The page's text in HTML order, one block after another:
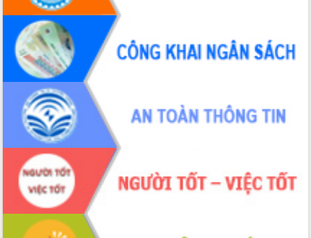
Đắk Lắk thời kỳ 2021-2030, tầm nhìn
đến năm 2050
Phát động chiến dịch 30 ngày đêm
giải phóng mặt bằng Tuyến đường bộ
ven biển
Đắk Lắk nỗ lực thúc đẩy tăng trưởng
kinh tế từ 10% trở lên trong Quý
II/2026
Đắk Lắk ký kết thỏa thuận hợp tác về
chuyển đổi số giai đoạn 2026 – 2030
với Tập đoàn Bưu chính Viễn thông
Việt Nam
Thứ trưởng Bộ Y tế làm việc với tỉnh
Đắk Lắk về phát triển nhân lực y tế
cho trạm y tế cấp xã
Du lịch Đắk Lắk nâng tầm trải nghiệm